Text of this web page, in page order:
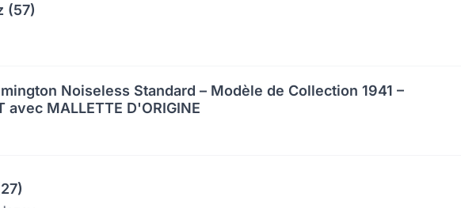
(57)
Noiseless Standard – Modèle de Collection 1941 –
avec MALLETTE D'ORIGINE